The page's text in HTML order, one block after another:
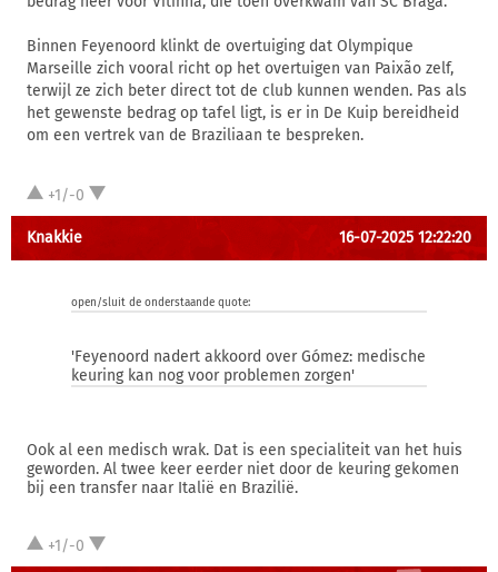
Binnen Feyenoord klinkt de overtuiging dat Olympique
Marseille zich vooral richt op het overtuigen van Paixão zelf,
terwijl ze zich beter direct tot de club kunnen wenden. Pas als
het gewenste bedrag op tafel ligt, is er in De Kuip bereidheid
om een vertrek van de Braziliaan te bespreken.
+1/-0
Knakkie 16-07-2025 12:22:20
open/sluit de onderstaande quote:
'Feyenoord nadert akkoord over Gómez: medische
keuring kan nog voor problemen zorgen'
Ook al een medisch wrak. Dat is een specialiteit van het huis
geworden. Al twee keer eerder niet door de keuring gekomen
bij een transfer naar Italië en Brazilië.
+1/-0